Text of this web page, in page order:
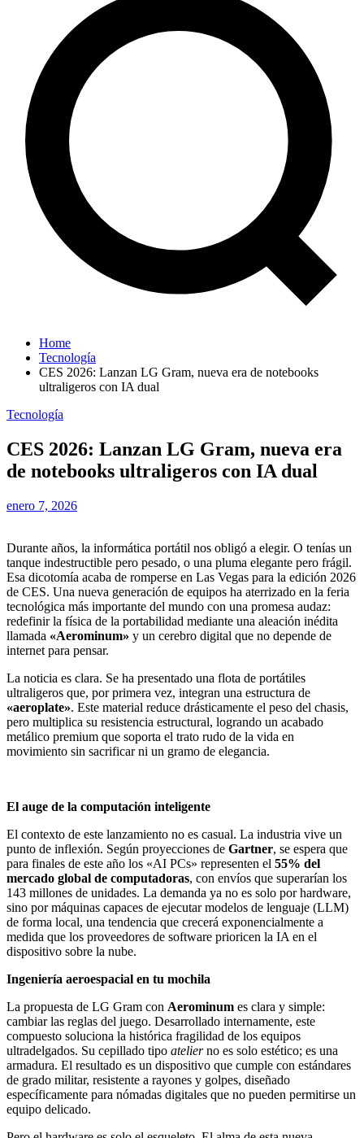
Home
Tecnología
CES 2026: Lanzan LG Gram, nueva era de notebooks
ultraligeros con IA dual
Tecnología
CES 2026: Lanzan LG Gram, nueva era
de notebooks ultraligeros con IA dual
enero 7, 2026
Durante años, la informática portátil nos obligó a elegir. O tenías un
tanque indestructible pero pesado, o una pluma elegante pero frágil.
Esa dicotomía acaba de romperse en Las Vegas para la edición 2026
de CES. Una nueva generación de equipos ha aterrizado en la feria
tecnológica más importante del mundo con una promesa audaz:
redefinir la física de la portabilidad mediante una aleación inédita
llamada «Aerominum» y un cerebro digital que no depende de
internet para pensar.
La noticia es clara. Se ha presentado una flota de portátiles
ultraligeros que, por primera vez, integran una estructura de
«aeroplate». Este material reduce drásticamente el peso del chasis,
pero multiplica su resistencia estructural, logrando un acabado
metálico premium que soporta el trato rudo de la vida en
movimiento sin sacrificar ni un gramo de elegancia.
El auge de la computación inteligente
El contexto de este lanzamiento no es casual. La industria vive un
punto de inflexión. Según proyecciones de Gartner, se espera que
para finales de este año los «AI PCs» representen el 55% del
mercado global de computadoras, con envíos que superarían los
143 millones de unidades. La demanda ya no es solo por hardware,
sino por máquinas capaces de ejecutar modelos de lenguaje (LLM)
de forma local, una tendencia que crecerá exponencialmente a
medida que los proveedores de software prioricen la IA en el
dispositivo sobre la nube.
Ingeniería aeroespacial en tu mochila
La propuesta de LG Gram con Aerominum es clara y simple:
cambiar las reglas del juego. Desarrollado internamente, este
compuesto soluciona la histórica fragilidad de los equipos
ultradelgados. Su cepillado tipo atelierno es solo estético; es una
armadura. El resultado es un dispositivo que cumple con estándares
de grado militar, resistente a rayones y golpes, diseñado
específicamente para nómadas digitales que no pueden permitirse un
equipo delicado.